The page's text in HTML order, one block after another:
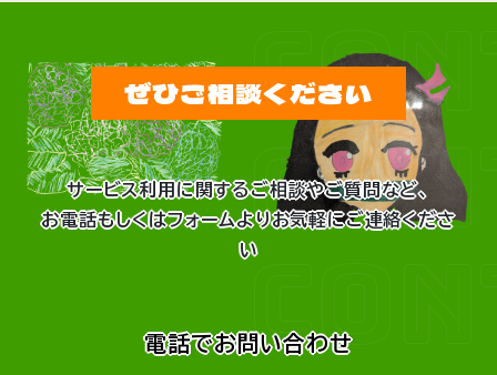
ぜひご相談ください
サービス利用に関するご相談やご質問など、
お電話もしくはフォームよりお気軽にご連絡くださ
い
電話でお問い合わせ